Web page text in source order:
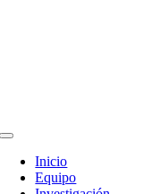
Toggle
Navigation
Inicio
Equipo